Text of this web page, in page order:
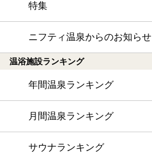
特集
ニフティ温泉からのお知らせ
温浴施設ランキング
年間温泉ランキング
月間温泉ランキング
サウナランキング